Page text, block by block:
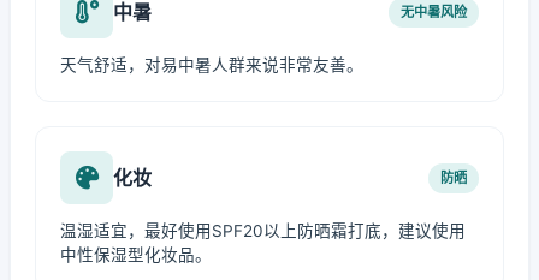
中暑 无中暑风险
天气舒适，对易中暑人群来说非常友善。
化妆 防晒
温湿适宜，最好使用SPF20以上防晒霜打底，建议使用
中性保湿型化妆品。